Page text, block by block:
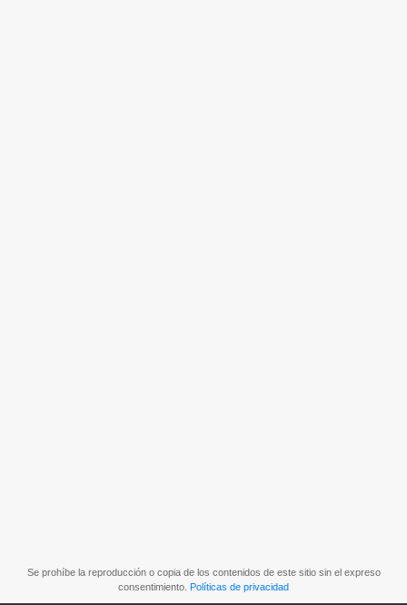
Se prohíbe la reproducción o copia de los contenidos de este sitio sin el expreso
consentimiento. Políticas de privacidad